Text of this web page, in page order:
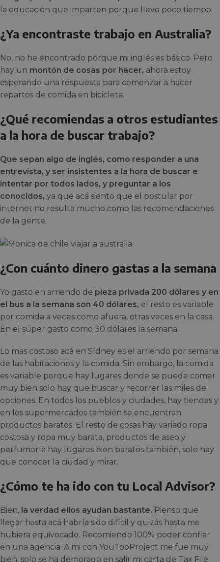
la educación que imparten porque llevo poco tiempo.
¿Ya encontraste trabajo en Australia?
No, no he encontrado porque mi inglés es básico. Pero
hay un montón de cosas por hacer, ahora estoy
esperando una respuesta para comenzar a hacer
repartos de comida en bicicleta.
¿Qué recomiendas a otros estudiantes
a la hora de buscar trabajo?
Que sepan algo de inglés, como responder a una
entrevista, y ser insistentes a la hora de buscar e
intentar por todos lados, y preguntar a los
conocidos, ya que acá siento que el postular por
internet no resulta mucho como las recomendaciones
de la gente.
¿Con cuánto dinero gastas a la
Yo gasto en arriendo de pieza privada 200 dólares y en
el bus a la semana son 40 dólares, el resto es variable
por comida a veces como afuera, otras veces en la casa.
En el súper gasto como 30 dólares la semana.
Lo mas costoso acá en Sídney es el arriendo por semana
de las habitaciones y la comida. Sin embargo, la comida
es variable porque hay lugares donde se puede comer
muy bien solo hay que buscar y recorrer las miles de
opciones. En todos los pueblos y ciudades, hay tiendas y
en los supermercados también se encuentran
productos baratos. El resto de cosas hay variado ropa
costosa y ropa muy barata, productos de aseo y
perfumería hay lugares bien baratos también, solo hay
que conocer la ciudad y mirar.
¿Cómo te ha ido con tu Local Advisor?
Bien, la verdad ellos ayudan bastante. Pienso que
llegar hasta acá habría sido difícil y quizás hasta me
hubiera equivocado. Recomiendo 100% poder confiar
en una agencia. A mi con YouTooProject me fue muy
bien, solo se ha demorado en salir mi carta de Tax File